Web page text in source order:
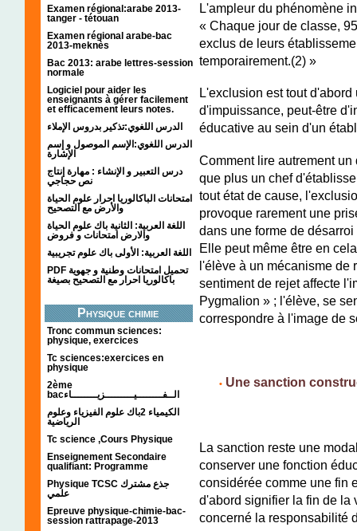
Examen régional:arabe 2013-
tanger - tétouan
Examen régional arabe-bac
2013-meknès
Bac 2013: arabe lettres-session
normale
Logiciel pour aider les
enseignants à gérer facilement
et efficacement leurs notes.
الدرس اللغوي:تذكير بدروس الإملاء
الدرس اللغوي:الإسم الموصول و إسم
الإشارة
درس التعبير و الإنشاء : مهارة إنتاج
نص حجاجي
امتحانات الباكالوريا احرار علوم الحياة
والأرض مع التصحيح
اللغة العربية: الثانية باك علوم الحياة
والارض امتحانات و فروض
اللغة العربية: الأولى باك علوم تجريبية
PDF تحميل امتحانات وطنية و جهوية
باكالوريا احرار مع التصحيح بصيغة
Physique chimie
Tronc commun sciences:
physique, exercices
Tc sciences:exercices en
physique
2ème
bacالــفــــــــيـــــــــزيــــــــاء
الكيمياء 2باك علوم الفيزياء وعلوم
الرياضية
Tc science ,Cours Physique
Enseignement Secondaire
qualifiant: Programme
Physique TCSC جذع مشترك
علمي
Epreuve physique-chimie-bac-
session rattrapage-2013
L'ampleur du phénomène
« Chaque jour de classe,
exclus de leurs
temporairement.(2) »
L'exclusion est tout
d'impuissance, peut-être
éducative au sein d'un
Comment lire autrement
que plus un chef
tout état de cause,
provoque rarement une
dans une forme de
Elle peut même être en
l'élève à un mécanisme de
sentiment de rejet affecte
Pygmalion » ; l'élève, se
correspondre à l'image de
• Une sanction
La sanction reste une
conserver une fonction
considérée comme une fin
d'abord signifier la fin de la
concerné la responsabilité